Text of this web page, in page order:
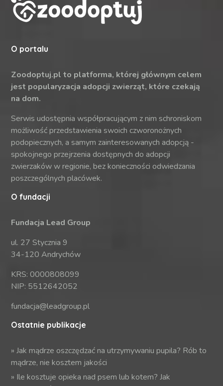
O portalu
Zoodoptuj.pl to platforma, której głównym celem
jest popularyzacja adopcji zwierząt, które czekają
na dom.
Serwis udostępnia współpracującym z nim schroniskom
możliwość przedstawienia swoich czworonożnych
podopiecznych, a samym zainteresowanych adopcją -
spokojnego przejrzenia dostępnych do adopcji
zwierzaków w regionie, bez konieczności odwiedzania
poszczególnych placówek.
O fundacji
Fundacja Lead Group
ul. 27 Stycznia 9
34-120 Andrychów
KRS: 0000808099
NIP: 5512642052
fundacja@leadgroup.pl
Ostatnie publikacje
»Jak mądrze oszczędzać na utrzymywaniu pupila? Rób to
mądrze, nie kosztem jakości
» Ile kosztuje opieka nad psem lub kotem? Jak